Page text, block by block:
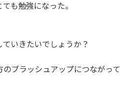
も勉強になった。
いきたいでしょうか？
ブラッシュアップにつながって